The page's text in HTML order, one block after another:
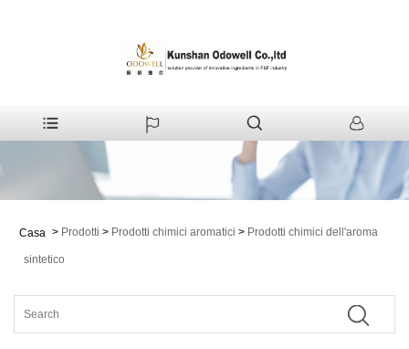
Casa > Prodotti > Prodotti chimici aromatici > Prodotti chimici dell'aroma
sintetico